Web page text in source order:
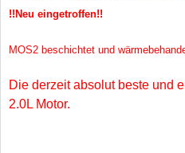
mm - Übermaß +0,25
!!Neu eingetroffen!!
MOS2 beschichtet und
Die derzeit absolut beste und
2.0L Motor.